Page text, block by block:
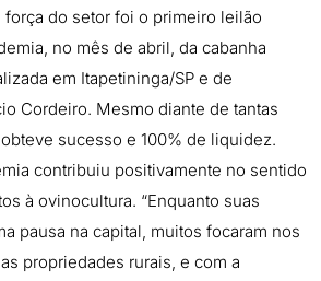
do setor foi o primeiro leilão
no mês de abril, da cabanha
em Itapetininga/SP e de
Cordeiro. Mesmo diante de tantas
sucesso e 100% de liquidez.
contribuiu positivamente no sentido
à ovinocultura. “Enquanto suas
pausa na capital, muitos focaram nos
propriedades rurais, e com a